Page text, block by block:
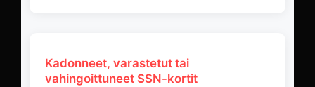
Kadonneet, varastetut tai
vahingoittuneet SSN-kortit